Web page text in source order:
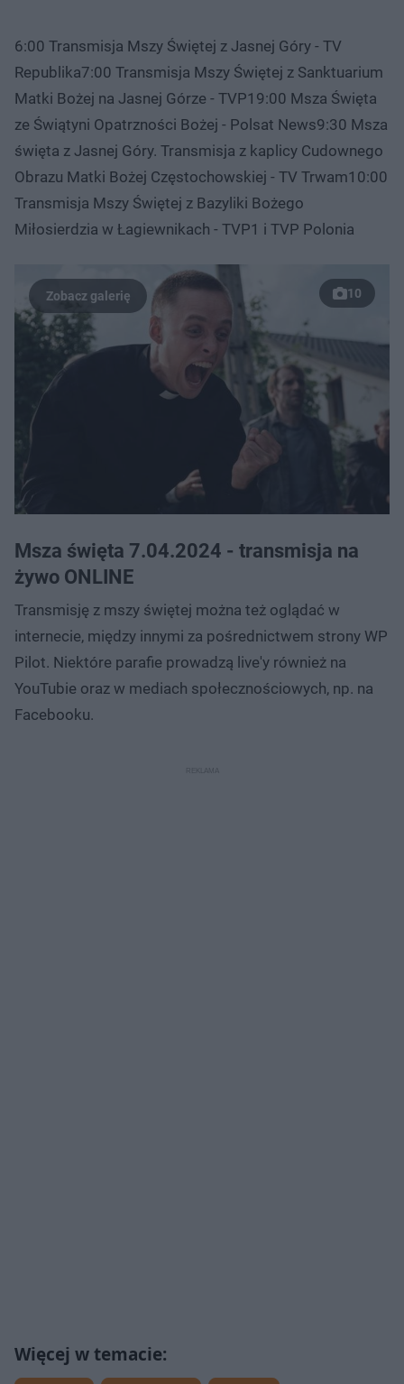
6:00 Transmisja Mszy Świętej z Jasnej Góry - TV
Republika7:00 Transmisja Mszy Świętej z Sanktuarium
Matki Bożej na Jasnej Górze - TVP19:00 Msza Święta
ze Świątyni Opatrzności Bożej - Polsat News9:30 Msza
święta z Jasnej Góry. Transmisja z kaplicy Cudownego
Obrazu Matki Bożej Częstochowskiej - TV Trwam10:00
Transmisja Mszy Świętej z Bazyliki Bożego
Miłosierdzia w Łagiewnikach - TVP1 i TVP Polonia
10
Msza święta 7.04.2024 - transmisja na
żywo ONLINE
Transmisję z mszy świętej można też oglądać w
internecie, między innymi za pośrednictwem strony WP
Pilot. Niektóre parafie prowadzą live'y również na
YouTubie oraz w mediach społecznościowych, np. na
Facebooku.